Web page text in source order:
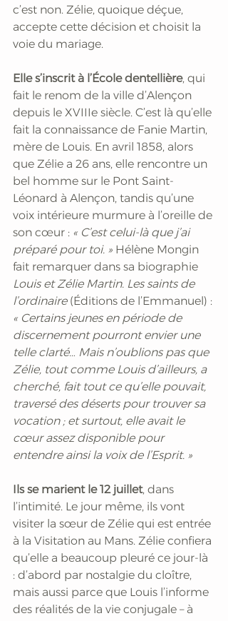
c’est non. Zélie, quoique déçue,
accepte cette décision et choisit la
voie du mariage.
Elle s’inscrit à l’École dentellière, qui
fait le renom de la ville d’Alençon
depuis le XVIIIe siècle. C’est là qu’elle
fait la connaissance de Fanie Martin,
mère de Louis. En avril 1858, alors
que Zélie a 26 ans, elle rencontre un
bel homme sur le Pont Saint-
Léonard à Alençon, tandis qu’une
voix intérieure murmure à l’oreille de
son cœur : « C’est celui-là que j’ai
préparé pour toi. » Hélène Mongin
fait remarquer dans sa biographie
Louis et Zélie Martin. Les saints de
l’ordinaire (Éditions de l’Emmanuel) :
« Certains jeunes en période de
discernement pourront envier une
telle clarté… Mais n’oublions pas que
Zélie, tout comme Louis d’ailleurs, a
cherché, fait tout ce qu’elle pouvait,
traversé des déserts pour trouver sa
vocation ; et surtout, elle avait le
cœur assez disponible pour
entendre ainsi la voix de l’Esprit. »
Ils se marient le 12 juillet, dans
l’intimité. Le jour même, ils vont
visiter la sœur de Zélie qui est entrée
à la Visitation au Mans. Zélie confiera
qu’elle a beaucoup pleuré ce jour-là
: d’abord par nostalgie du cloître,
mais aussi parce que Louis l’informe
des réalités de la vie conjugale – à